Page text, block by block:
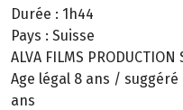
Durée : 1h44
Pays : Suisse
ALVA FILMS PRODUCTION
Age légal 8 ans /
ans